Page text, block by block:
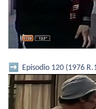
➡️ Episodio 120 (1976